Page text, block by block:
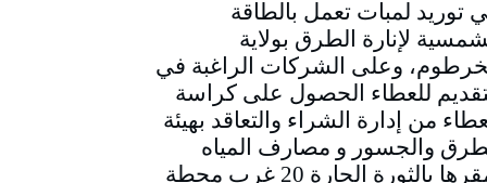
توريد لمبات تعمل بالطاقة
لإنارة الطرق بولاية
وعلى الشركات الراغبة في
للعطاء الحصول على كراسة
من إدارة الشراء والتعاقد بهيئة
والجسور و مصارف المياه
بمقرها بالثورة الحارة 20 غرب محطة